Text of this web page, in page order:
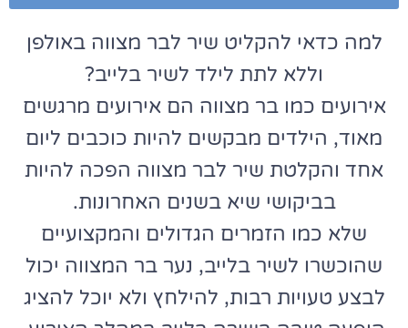
למה כדאי להקליט שיר לבר מצווה באולפן
וללא לתת לילד לשיר בלייב?
אירועים כמו בר מצווה הם אירועים מרגשים
מאוד, הילדים מבקשים להיות כוכבים ליום
אחד והקלטת שיר לבר מצווה הפכה להיות
בביקושי שיא בשנים האחרונות.
שלא כמו הזמרים הגדולים והמקצועיים
שהוכשרו לשיר בלייב, נער בר המצווה יכול
לבצע טעויות רבות, להילחץ ולא יוכל להציג